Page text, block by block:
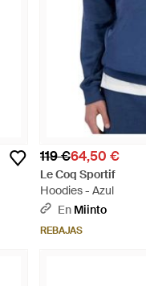
119 €64,50 €
Le Coq Sportif
Hoodies - Azul
En Miinto
REBAJAS